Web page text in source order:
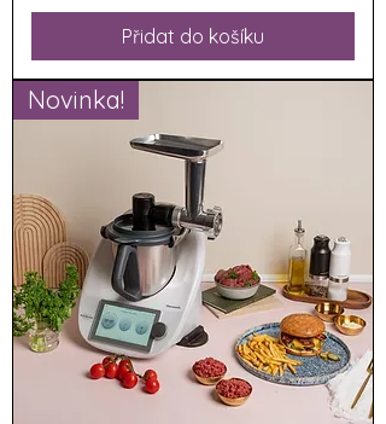
Přidat do košíku
Novinka!